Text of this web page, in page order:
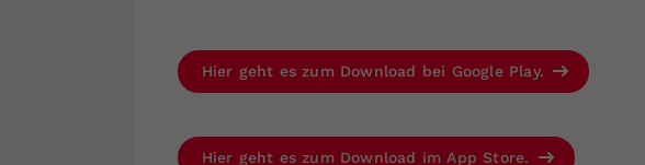
Hier geht es zum Download bei Google Play.
Hier geht es zum Download im App Store.